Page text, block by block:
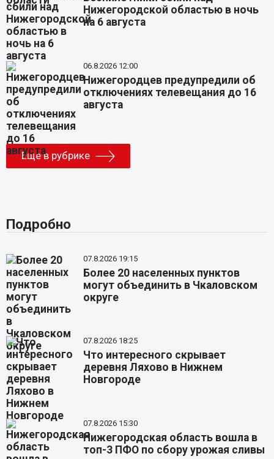
Нижегородской областью в ночь
на 6 августа
06.8.2026 12:00
Нижегородцев предупредили об
отключениях телевещания до 16
августа
Еще в рубрике
Подробно
07.8.2026 19:15
Более 20 населенных пунктов
могут объединить в Чкаловском
округе
07.8.2026 18:25
Что интересного скрывает
деревня Ляхово в Нижнем
Новгороде
07.8.2026 15:30
Нижегородская область вошла в
топ-3 ПФО по сбору урожая сливы